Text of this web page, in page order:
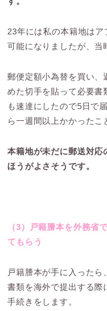
23年には私の本籍地は
可能になりましたが、当
郵便定額小為替を買い、
めた切手を貼って必要書
も速達にしたので5日で
ら一週間以上かかったこ
本籍地が未だに郵送対応
ほうがよさそうです。
（3）戸籍謄本を外務省
てもらう
戸籍謄本が手に入った
書類を海外で提出する際
手続きをします。